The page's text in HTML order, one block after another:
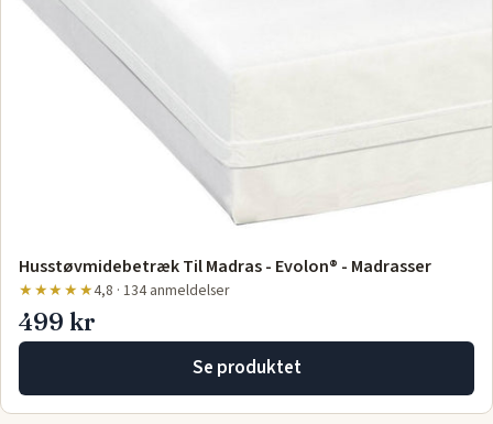
Husstøvmidebetræk Til Madras - Evolon® - Madrasser
★★★★★4,8 · 134 anmeldelser
499 kr
Se produktet